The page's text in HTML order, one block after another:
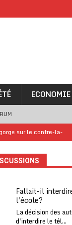
ECONOMIE
sur le contre-la-
LA UNE
envoyé à un proche
Fallait-il
l'école?
La décision des
d'interdire le tél...